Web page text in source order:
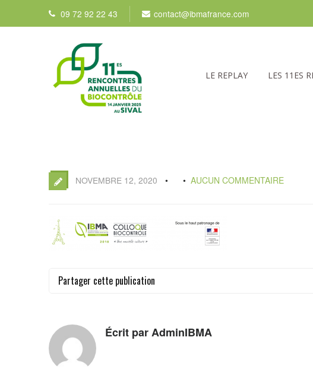
09 72 92 22 43 contact@ibmafrance.com
LE REPLAY LES 11ES
NOVEMBRE 12, 2020 AUCUN COMMENTAIRE
Partager cette publication
Écrit par AdminIBMA